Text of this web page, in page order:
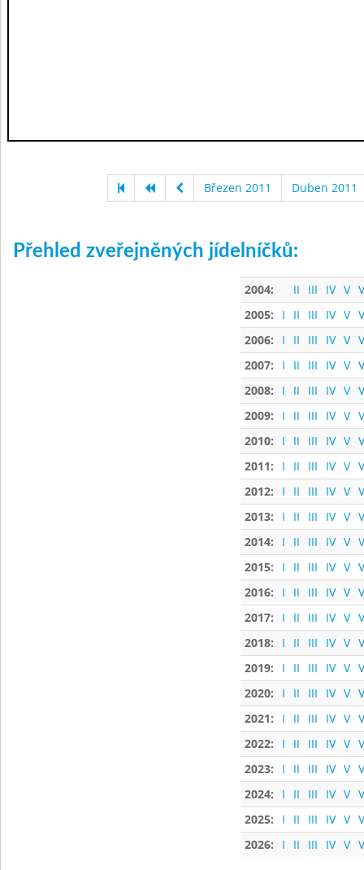
Březen 2011 Duben 2011
Přehled zveřejněných jídelníčků:
2004: II III IV V
2005:
I II III IV V
2006:
I II III IV V
2007:
I II III IV V
2008:
I II III IV V
2009:
I II III IV V
2010:
I II III IV V
2011:
I II III IV V
2012:
I II III IV V
2013:
I II III IV V
2014:
I II III IV V
2015:
I II III IV V
2016:
I II III IV V
2017:
I II III IV V
2018:
I II III IV V
2019:
I II III IV V
2020:
I II III IV V
2021:
I II III IV V
2022:
I II III IV V
2023:
I II III IV V
2024:
I II III IV V
2025:
I II III IV V
2026:
I II III IV V